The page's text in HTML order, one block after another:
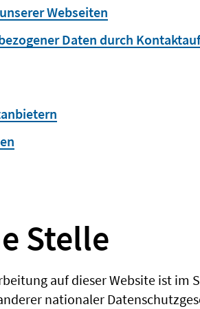
Webseiten
Daten durch
Stelle
auf dieser Website ist im
nationaler